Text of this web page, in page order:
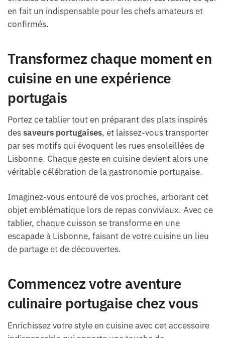
en fait un indispensable pour les chefs amateurs et
confirmés.
Transformez chaque moment en
cuisine en une expérience
portugais
Portez ce tablier tout en préparant des plats inspirés
dessaveurs portugaises, et laissez-vous transporter
par ses motifs qui évoquent les rues ensoleillées de
Lisbonne. Chaque geste en cuisine devient alors une
véritable célébration de la gastronomie portugaise.
Imaginez-vous entouré de vos proches, arborant cet
objet emblématique lors de repas conviviaux. Avec ce
tablier, chaque cuisson se transforme en une
escapade à Lisbonne, faisant de votre cuisine un lieu
de partage et de découvertes.
Commencez votre aventure
culinaire portugaise chez vous
Enrichissez votre style en cuisine avec cet accessoire